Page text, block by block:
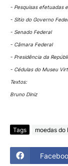
- Pesquisas efetuadas
- Sitio do Governo
- Senado Federal
- Câmara Federal
- Presidência da
- Cédulas do Museu
Textos:
Bruno Diniz
Tags moedas do